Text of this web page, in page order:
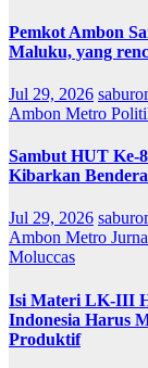
Pemkot Ambon
Maluku, yang
Jul 29, 2026
Ambon Metro
Sambut HUT Ke-
Kibarkan
Jul 29, 2026
Ambon Metro
Moluccas
Isi Materi LK-III
Indonesia Harus
Produktif